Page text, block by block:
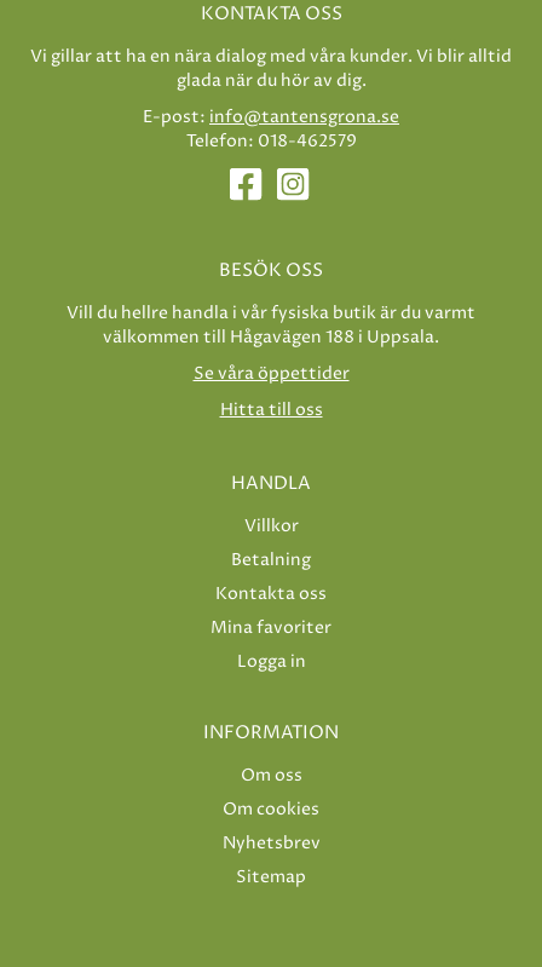
KONTAKTA OSS
Vi gillar att ha en nära dialog med våra kunder. Vi blir alltid
glada när du hör av dig.
E-post: info@tantensgrona.se
Telefon: 018-462579
BESÖK OSS
Vill du hellre handla i vår fysiska butik är du varmt
välkommen till Hågavägen 188 i Uppsala.
Se våra öppettider
Hitta till oss
HANDLA
Villkor
Betalning
Kontakta oss
Mina favoriter
Logga in
INFORMATION
Om oss
Om cookies
Nyhetsbrev
Sitemap